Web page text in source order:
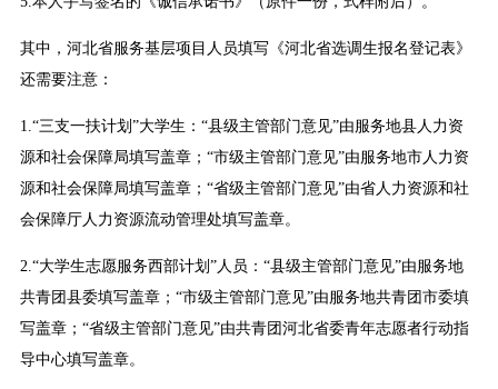
其中，河北省服务基层项目人员填写《河北省选调生报名登记表》
还需要注意：
1.“三支一扶计划”大学生：“县级主管部门意见”由服务地县人力资
源和社会保障局填写盖章；“市级主管部门意见”由服务地市人力资
源和社会保障局填写盖章；“省级主管部门意见”由省人力资源和社
会保障厅人力资源流动管理处填写盖章。
2.“大学生志愿服务西部计划”人员：“县级主管部门意见”由服务地
共青团县委填写盖章；“市级主管部门意见”由服务地共青团市委填
写盖章；“省级主管部门意见”由共青团河北省委青年志愿者行动指
导中心填写盖章。